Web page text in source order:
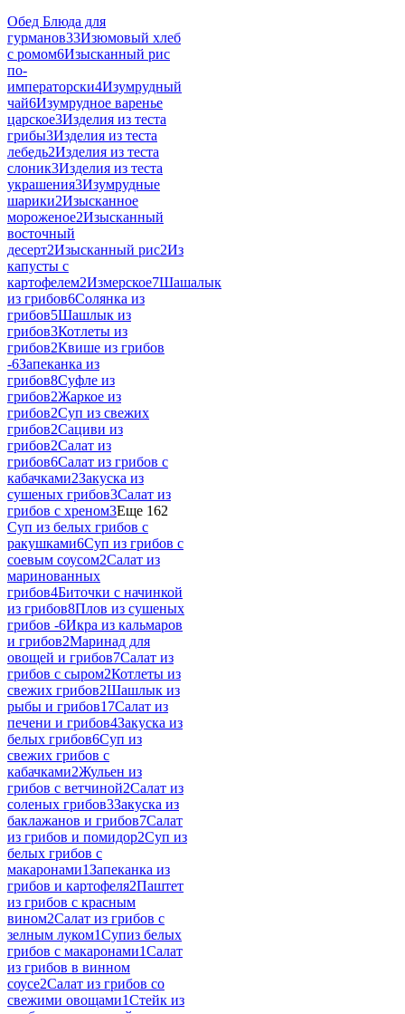
Обед Блюда для
гурманов33Изюмовый хлеб
с ромом6Изысканный рис
по-
императорски4Изумрудный
чай6Изумрудное варенье
царское3Изделия из теста
грибы3Изделия из теста
лебедь2Изделия из теста
слоник3Изделия из теста
украшения3Изумрудные
шарики2Изысканное
мороженое2Изысканный
восточный
десерт2Изысканный рис2Из
капусты с
картофелем2Измерское7Шашалык
из грибов6Солянка из
грибов5Шашлык из
грибов3Котлеты из
грибов2Квише из грибов
-6Запеканка из
грибов8Суфле из
грибов2Жаркое из
грибов2Суп из свежих
грибов2Сациви из
грибов2Салат из
грибов6Салат из грибов с
кабачками2Закуска из
сушеных грибов3Салат из
грибов с хреном3Еще 162
Суп из белых грибов с
ракушками6Суп из грибов с
соевым соусом2Салат из
маринованных
грибов4Биточки с начинкой
из грибов8Плов из сушеных
грибов -6Икра из кальмаров
и грибов2Маринад для
овощей и грибов7Салат из
грибов с сыром2Котлеты из
свежих грибов2Шашлык из
рыбы и грибов17Салат из
печени и грибов4Закуска из
белых грибов6Суп из
свежих грибов с
кабачками2Жульен из
грибов с ветчиной2Салат из
соленых грибов3Закуска из
баклажанов и грибов7Салат
из грибов и помидор2Суп из
белых грибов с
макаронами1Запеканка из
грибов и картофеля2Паштет
из грибов с красным
вином2Салат из грибов с
зелным луком1Супиз белых
грибов с макаронами1Салат
из грибов в винном
соусе2Салат из грибов со
свежими овощами1Стейк из